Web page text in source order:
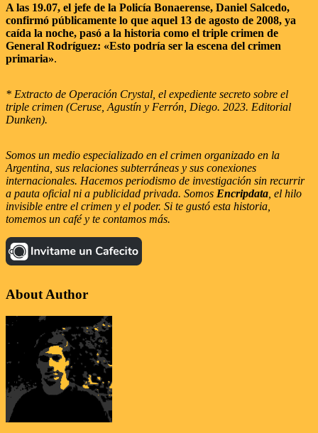
A las 19.07, el jefe de la Policía Bonaerense, Daniel Salcedo,
confirmó públicamente lo que aquel 13 de agosto de 2008, ya
caída la noche, pasó a la historia como el triple crimen de
General Rodríguez: «Esto podría ser la escena del crimen
primaria».
* Extracto de Operación Crystal, el expediente secreto sobre el
triple crimen (Ceruse, Agustín y Ferrón, Diego. 2023. Editorial
Dunken).
Somos un medio especializado en el crimen organizado en la
Argentina, sus relaciones subterráneas y sus conexiones
internacionales. Hacemos periodismo de investigación sin recurrir
a pauta oficial ni a publicidad privada. Somos Encripdata , el hilo
invisible entre el crimen y el poder. Si te gustó esta historia,
tomemos un café y te contamos más.
About Author